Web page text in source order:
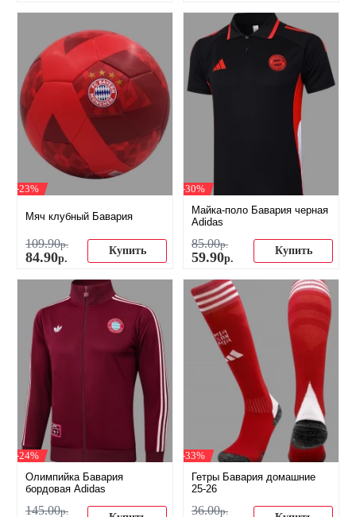
-23%
Мяч клубный Бавария
109.90р.
84.90р.
Купить
-30%
Майка-поло Бавария черная
Adidas
85.00р.
59.90р.
Купить
-24%
Олимпийка Бавария
бордовая Adidas
145.00р.
-33%
Гетры Бавария домашние
25-26
36.00р.